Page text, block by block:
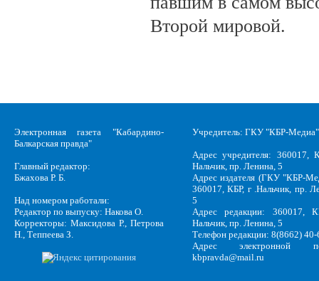
Второй мировой.
Электронная газета "Кабардино-
Балкарская правда"
Главный редактор:
Бжахова Р. Б.
Над номером работали:
Редактор по выпуску: Накова О.
Корректоры: Максидова Р., Петрова
Н., Теппеева З.
Учредитель: ГКУ "КБР-Медиа"
Адрес учредителя: 360017,
Нальчик, пр. Ленина, 5
Адрес издателя (ГКУ "КБР-
360017, КБР, г .Нальчик, пр.
5
Адрес редакции: 360017,
Нальчик, пр. Ленина, 5
Телефон редакции: 8(8662)
Адрес электронной
kbpravda@mail.ru